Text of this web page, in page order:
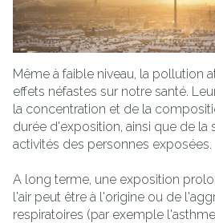
Même à faible niveau, la pollution
effets néfastes sur notre santé.
la concentration et de la
durée d'exposition, ainsi que de la
activités des personnes exposées.
A long terme, une exposition
l'air peut être à l'origine ou de
respiratoires (par exemple